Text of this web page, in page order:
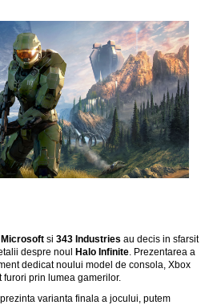
Microsoftsi343 Industries au decis in sfarsit
despre noul
Halo Infinite. Prezentarea a
dedicat noului model de consola, Xbox
furori prin lumea gamerilor.
varianta finala a jocului, putem